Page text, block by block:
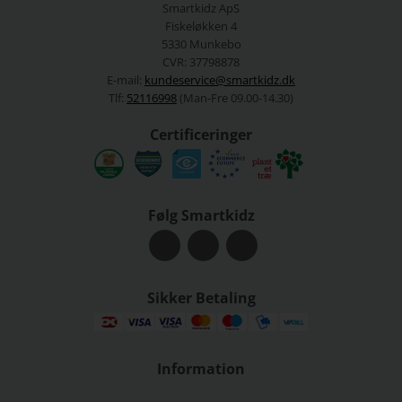
Smartkidz ApS
Fiskeløkken 4
5330 Munkebo
CVR: 37798878
E-mail: kundeservice@smartkidz.dk
Tlf: 52116998 (Man-Fre 09.00-14.30)
Certificeringer
Følg Smartkidz
Sikker Betaling
Information